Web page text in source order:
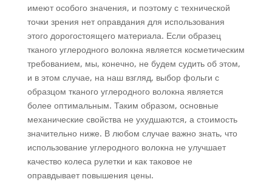
имеют особого значения, и поэтому с технической
точки зрения нет оправдания для использования
этого дорогостоящего материала. Если образец
тканого углеродного волокна является косметическим
требованием, мы, конечно, не будем судить об этом,
и в этом случае, на наш взгляд, выбор фольги с
образцом тканого углеродного волокна является
более оптимальным. Таким образом, основные
механические свойства не ухудшаются, а стоимость
значительно ниже. В любом случае важно знать, что
использование углеродного волокна не улучшает
качество колеса рулетки и как таковое не
оправдывает повышения цены.